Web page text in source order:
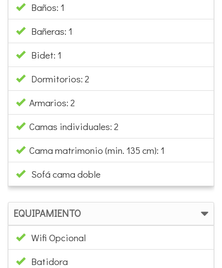
Baños: 1
Bañeras: 1
Bidet: 1
Dormitorios: 2
Armarios: 2
Camas individuales: 2
Cama matrimonio (min. 135 cm): 1
Sofá cama doble
EQUIPAMIENTO
Wifi Opcional
Batidora